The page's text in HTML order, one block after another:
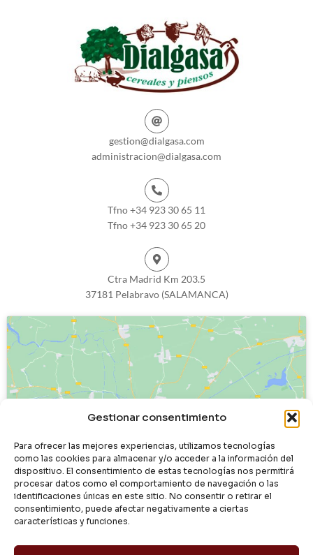
Gestionar consentimiento
Para ofrecer las mejores experiencias, utilizamos tecnologías
como las cookies para almacenar y/o acceder a la información del
dispositivo. El consentimiento de estas tecnologías nos permitirá
procesar datos como el comportamiento de navegación o las
identificaciones únicas en este sitio. No consentir o retirar el
consentimiento, puede afectar negativamente a ciertas
características y funciones.
gestion@dialgasa.com
administracion@dialgasa.com
Tfno +34 923 30 65 11
Tfno +34 923 30 65 20
Ctra Madrid Km 203.5
37181 Pelabravo (SALAMANCA)
Haz clic para aceptar cookies de